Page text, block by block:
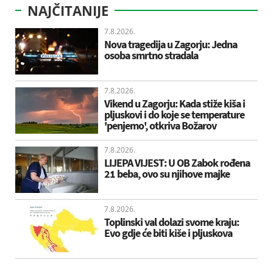
NAJČITANIJE
7.8.2026.
Nova tragedija u Zagorju: Jedna
osoba smrtno stradala
7.8.2026.
Vikend u Zagorju: Kada stiže kiša i
pljuskovi i do koje se temperature
'penjemo', otkriva Božarov
7.8.2026.
LIJEPA VIJEST: U OB Zabok rođena
21 beba, ovo su njihove majke
7.8.2026.
Toplinski val dolazi svome kraju:
Evo gdje će biti kiše i pljuskova